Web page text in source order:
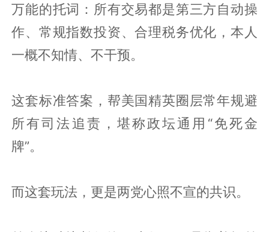
万能的托词：所有交易都是第三方自动操
作、常规指数投资、合理税务优化，本人
一概不知情、不干预。
这套标准答案，帮美国精英圈层常年规避
所有司法追责，堪称政坛通用“免死金
牌”。
而这套玩法，更是两党心照不宣的共识。